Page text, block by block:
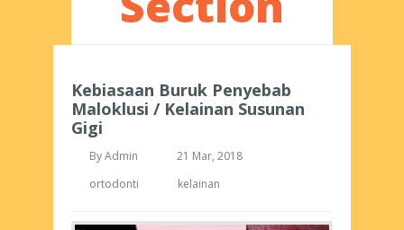
Kebiasaan Buruk Penyebab
Maloklusi / Kelainan Susunan
Gigi
ByAdmin
21 Mar, 2018
ortodonti
kelainan